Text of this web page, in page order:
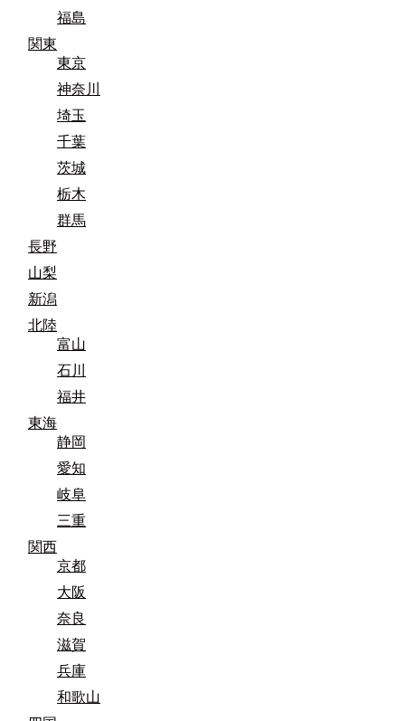
福島
関東
東京
神奈川
埼玉
千葉
茨城
栃木
群馬
長野
山梨
新潟
北陸
富山
石川
福井
東海
静岡
愛知
岐阜
三重
関西
京都
大阪
奈良
滋賀
兵庫
和歌山